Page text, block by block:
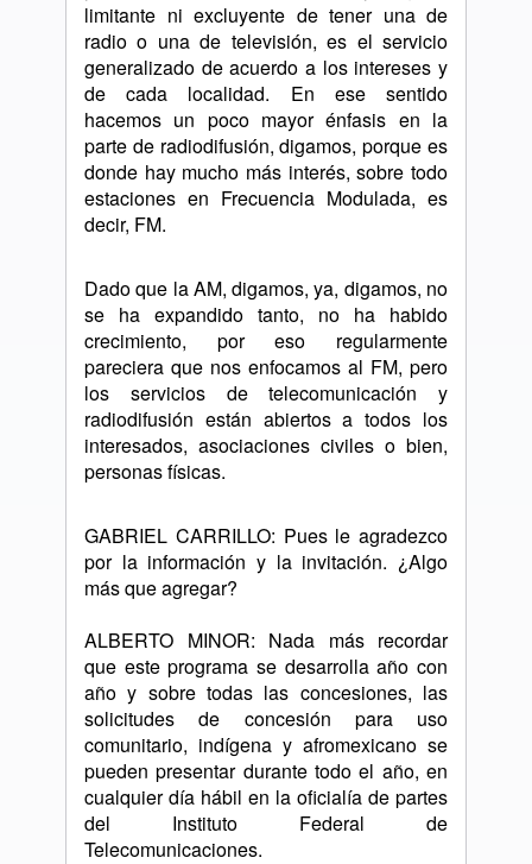
limitante ni excluyente de tener una de
radio o una de televisión, es el servicio
generalizado de acuerdo a los intereses y
de cada localidad. En ese sentido
hacemos un poco mayor énfasis en la
parte de radiodifusión, digamos, porque es
donde hay mucho más interés, sobre todo
estaciones en Frecuencia Modulada, es
decir, FM.
Dado que la AM, digamos, ya, digamos, no
se ha expandido tanto, no ha habido
crecimiento, por eso regularmente
pareciera que nos enfocamos al FM, pero
los servicios de telecomunicación y
radiodifusión están abiertos a todos los
interesados, asociaciones civiles o bien,
personas físicas.
GABRIEL CARRILLO: Pues le agradezco
por la información y la invitación. ¿Algo
más que agregar?
ALBERTO MINOR: Nada más recordar
que este programa se desarrolla año con
año y sobre todas las concesiones, las
solicitudes de concesión para uso
comunitario, indígena y afromexicano se
pueden presentar durante todo el año, en
cualquier día hábil en la oficialía de partes
del Instituto Federal de
Telecomunicaciones.